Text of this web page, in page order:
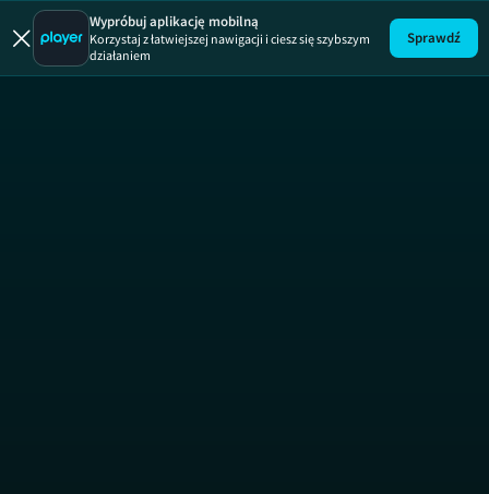
Mój biegun
Wypróbuj aplikację mobilną
Korzystaj z łatwiejszej nawigacji i ciesz się szybszym
działaniem
Sprawdź